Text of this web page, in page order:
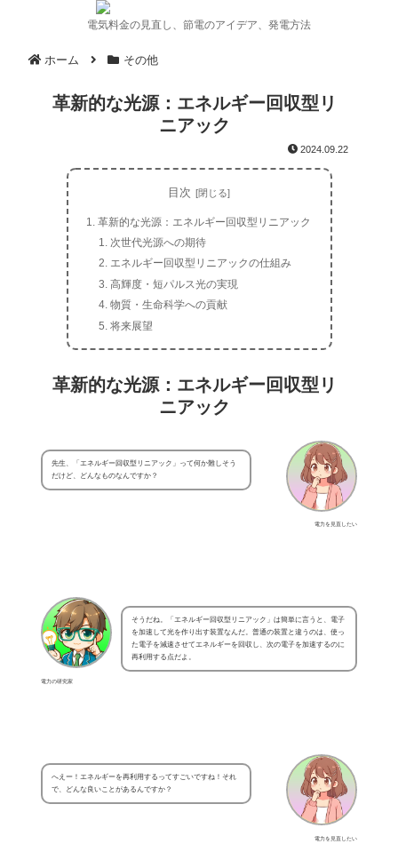
電気料金の見直し、節電のアイデア、発電方法
ホーム その他
革新的な光源：エネルギー回収型リ
ニアック
2024.09.22
目次
革新的な光源：エネルギー回収型リニアック
次世代光源への期待
エネルギー回収型リニアックの仕組み
高輝度・短パルス光の実現
物質・生命科学への貢献
将来展望
革新的な光源：エネルギー回収型リ
ニアック
電力を見直したい
先生、「エネルギー回収型リニアック」って何か難しそう
だけど、どんなものなんですか？
電力の研究家
そうだね。「エネルギー回収型リニアック」は簡単に言うと、電子
を加速して光を作り出す装置なんだ。普通の装置と違うのは、使っ
た電子を減速させてエネルギーを回収し、次の電子を加速するのに
再利用する点だよ。
電力を見直したい
へえー！エネルギーを再利用するってすごいですね！それ
で、どんな良いことがあるんですか？